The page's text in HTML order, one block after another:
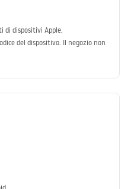
di dispositivi Apple.
del dispositivo. Il negozio non